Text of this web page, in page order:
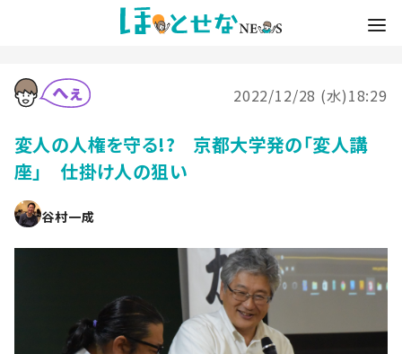
2022/12/28 (水)18:29
変人の人権を守る!? 京都大学発の「変人講
座」 仕掛け人の狙い
谷村一成